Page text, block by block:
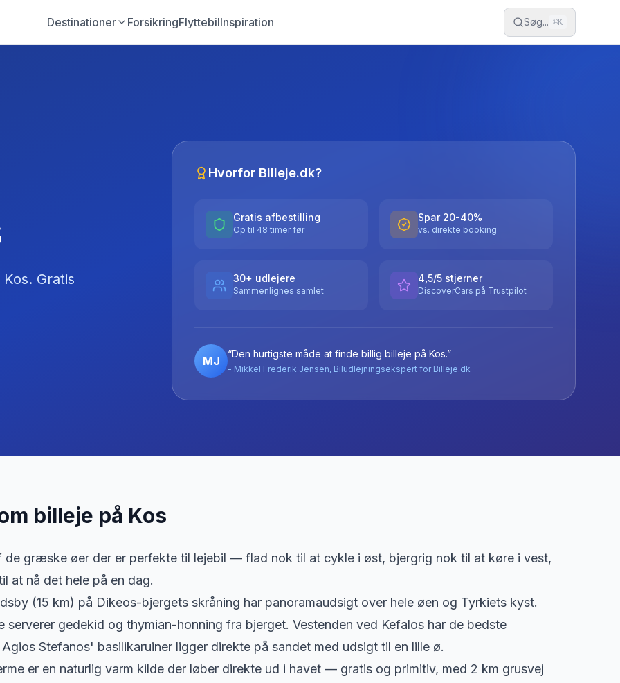
Destinationer ForsikringFlyttebilInspiration Søg... ⌘K
Kos. Gratis
Hvorfor Billeje.dk?
Gratis afbestilling
Op til 48 timer før
Spar 20-40%
vs. direkte booking
30+ udlejere
Sammenlignes samlet
4,5/5 stjerner
DiscoverCars på Trustpilot
MJ
“Den hurtigste måde at finde billig billeje på Kos.”
- Mikkel Frederik Jensen, Biludlejningsekspert for Billeje.dk
billeje på Kos
de græske øer der er perfekte til lejebil — flad nok til at cykle i øst, bjergrig nok til at køre i vest,
at nå det hele på en dag.
(15 km) på Dikeos-bjergets skråning har panoramaudsigt over hele øen og Tyrkiets kyst.
serverer gedekid og thymian-honning fra bjerget. Vestenden ved Kefalos har de bedste
Stefanos' basilikaruiner ligger direkte på sandet med udsigt til en lille ø.
er en naturlig varm kilde der løber direkte ud i havet — gratis og primitiv, med 2 km grusvej